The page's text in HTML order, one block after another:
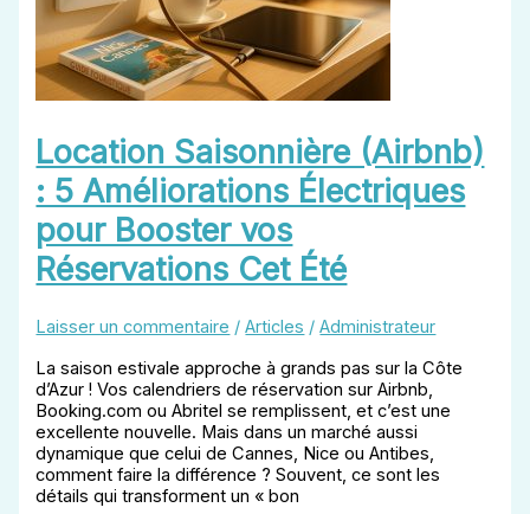
Location Saisonnière (Airbnb)
: 5 Améliorations Électriques
pour Booster vos
Réservations Cet Été
Laisser un commentaire /Articles /Administrateur
La saison estivale approche à grands pas sur la Côte
d’Azur ! Vos calendriers de réservation sur Airbnb,
Booking.com ou Abritel se remplissent, et c’est une
excellente nouvelle. Mais dans un marché aussi
dynamique que celui de Cannes, Nice ou Antibes,
comment faire la différence ? Souvent, ce sont les
détails qui transforment un « bon